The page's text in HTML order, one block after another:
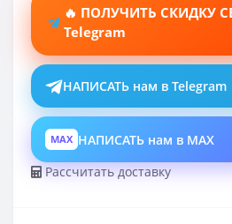
🔥 ПОЛУЧИТЬ СКИДКУ
Telegram
НАПИСАТЬ нам в Telegram
MAX НАПИСАТЬ нам в MAX
Рассчитать доставку